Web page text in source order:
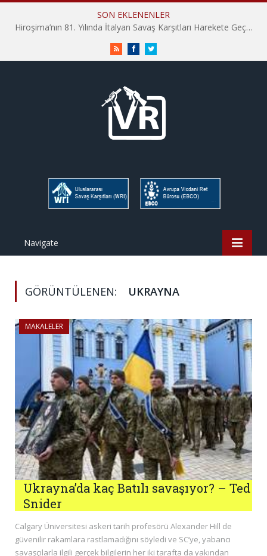
SON EKLENENLER
Hiroşima’nın 81. Yılında İtalyan Savaş Karşıtları Harekete Geçti: “Hatırlamak yeterli değil”
RSS FacebookTwitter
Navigate
GÖRÜNTÜLENEN: UKRAYNA
MAKALELER
Ukrayna’da kaç Batılı savaşıyor? – Ted
Snider
Calgary Üniversitesi askeri tarih profesörü Alexander Hill de
güvenilir rakamlara rastlamadığını söyledi ve SC’ye, yabancı
savaşçılarla ilgili gerçek bilgilerin her iki tarafta da yakından